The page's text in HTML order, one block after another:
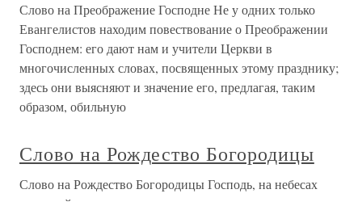
Слово на Преображение Господне Не у одних только
Евангелистов находим повествование о Преображении
Господнем: его дают нам и учители Церкви в
многочисленных словах, посвященных этому празднику;
здесь они выясняют и значение его, предлагая, таким
образом, обильную
Слово на Рождество Богородицы
Слово на Рождество Богородицы Господь, на небесах